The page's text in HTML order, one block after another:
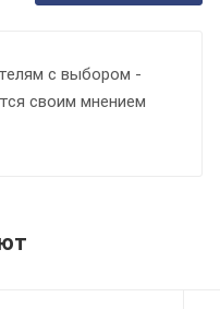
с выбором -
своим мнением